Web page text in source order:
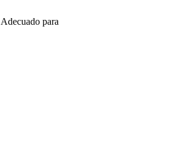
Adecuado para